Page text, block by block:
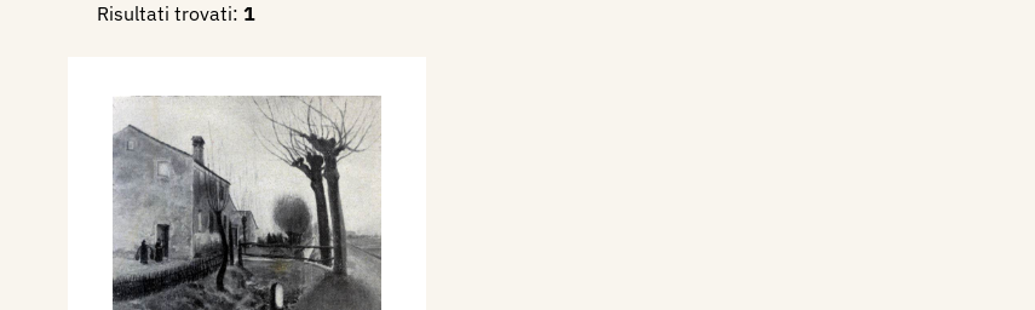
Risultati trovati: 1